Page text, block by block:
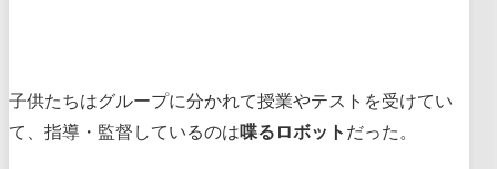
子供たちはグループに分かれて授業やテストを受けてい
て、指導・監督しているのは喋るロボット だった。